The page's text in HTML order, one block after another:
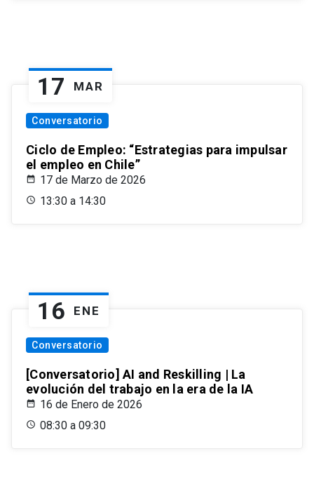
17 MAR
Conversatorio
Ciclo de Empleo: “Estrategias para impulsar
el empleo en Chile”
17 de Marzo de 2026
13:30 a 14:30
16 ENE
Conversatorio
[Conversatorio] AI and Reskilling | La
evolución del trabajo en la era de la IA
16 de Enero de 2026
08:30 a 09:30